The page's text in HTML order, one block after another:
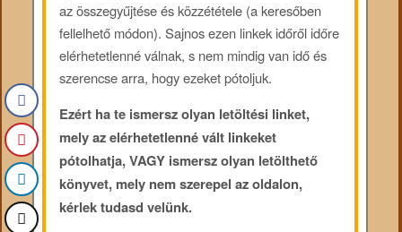
az összegyűjtése és közzététele (a keresőben
fellelhető módon). Sajnos ezen linkek időről időre
elérhetetlenné válnak, s nem mindig van idő és
szerencse arra, hogy ezeket pótoljuk.
Ezért ha te ismersz olyan letöltési linket,
mely az elérhetetlenné vált linkeket
pótolhatja, VAGY ismersz olyan letölthető
könyvet, mely nem szerepel az oldalon,
kérlek tudasd velünk.